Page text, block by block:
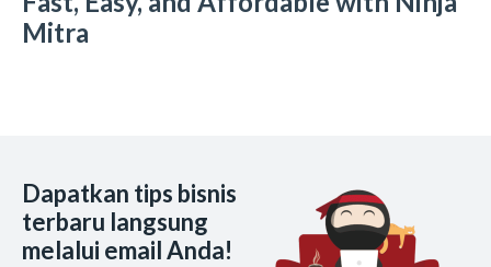
Mitra
Dapatkan tips bisnis
terbaru langsung
melalui email Anda!